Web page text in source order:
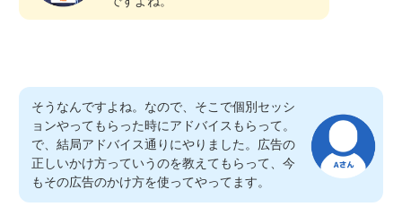
そうなんですよね。なので、そこで個別セッシ
ョンやってもらった時にアドバイスもらって。
で、結局アドバイス通りにやりました。広告の
正しいかけ方っていうのを教えてもらって、今
もその広告のかけ方を使ってやってます。